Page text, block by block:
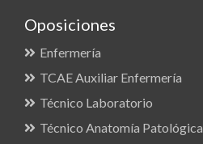
Oposiciones
Enfermería
TCAE Auxiliar Enfermería
Técnico Laboratorio
Técnico Anatomía Patológica